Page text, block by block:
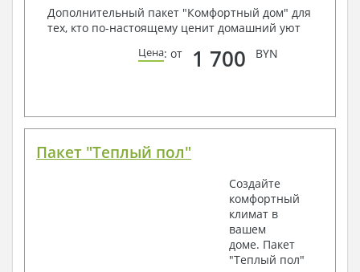
Дополнительный пакет "Комфортный дом" для
тех, кто по-настоящему ценит домашний уют
Цена: от 1 700 BYN
Пакет "Теплый пол"
Создайте
комфортный
климат в
вашем
доме. Пакет
"Теплый пол"